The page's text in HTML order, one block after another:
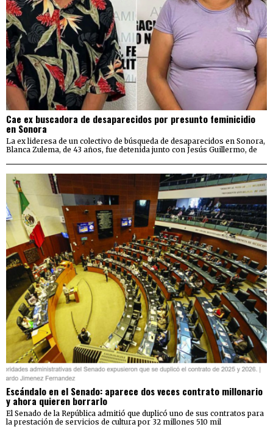
Cae ex buscadora de desaparecidos por presunto feminicidio
en Sonora
La ex lideresa de un colectivo de búsqueda de desaparecidos en Sonora,
Blanca Zulema, de 43 años, fue detenida junto con Jesús Guillermo, de
Escándalo en el Senado: aparece dos veces contrato millonario
y ahora quieren borrarlo
El Senado de la República admitió que duplicó uno de sus contratos para
la prestación de servicios de cultura por 32 millones 510 mil